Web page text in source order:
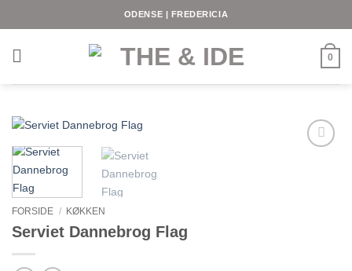
ODENSE | FREDERICIA
0
FORSIDE / KØKKEN
Serviet Dannebrog Flag